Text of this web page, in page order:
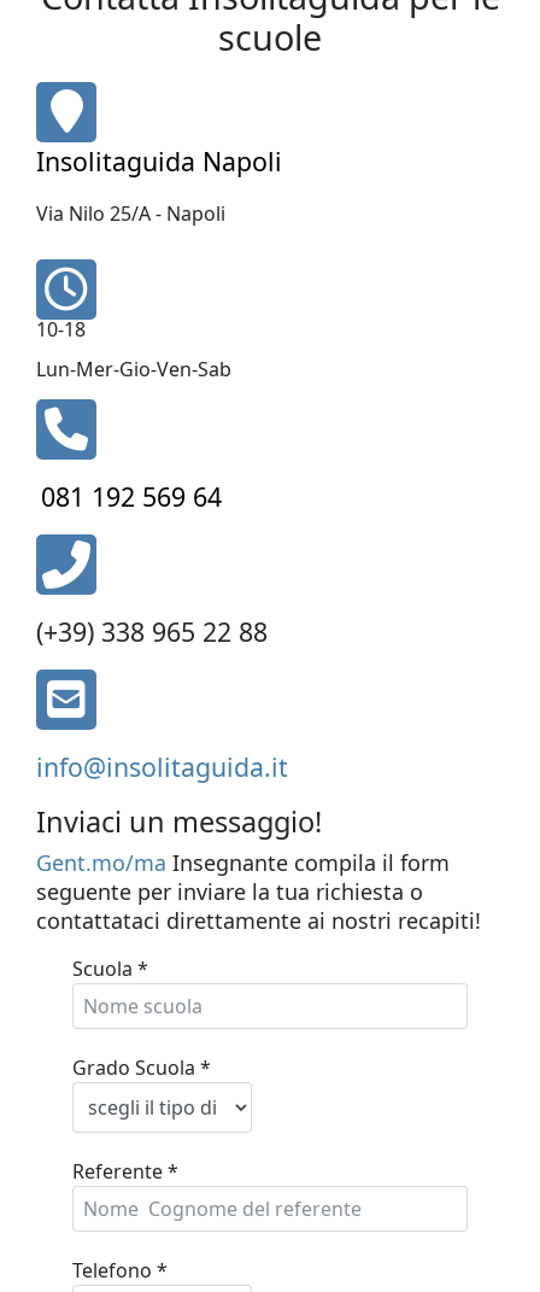
scuole
fas
map-
marker
Insolitaguida Napoli
Via Nilo 25/A - Napoli
fa
o
10-18
Lun-Mer-Gio-Ven-Sab
fa
fa-
081 192 569 64
fas
alt
(+39) 338 965 22 88
fa
fa-
square
info@insolitaguida.it
Inviaci un messaggio!
Gent.mo/ma Insegnante compila il form
seguente per inviare la tua richiesta o
contattataci direttamente ai nostri recapiti!
Scuola *
Grado Scuola *
Referente*
Telefono *